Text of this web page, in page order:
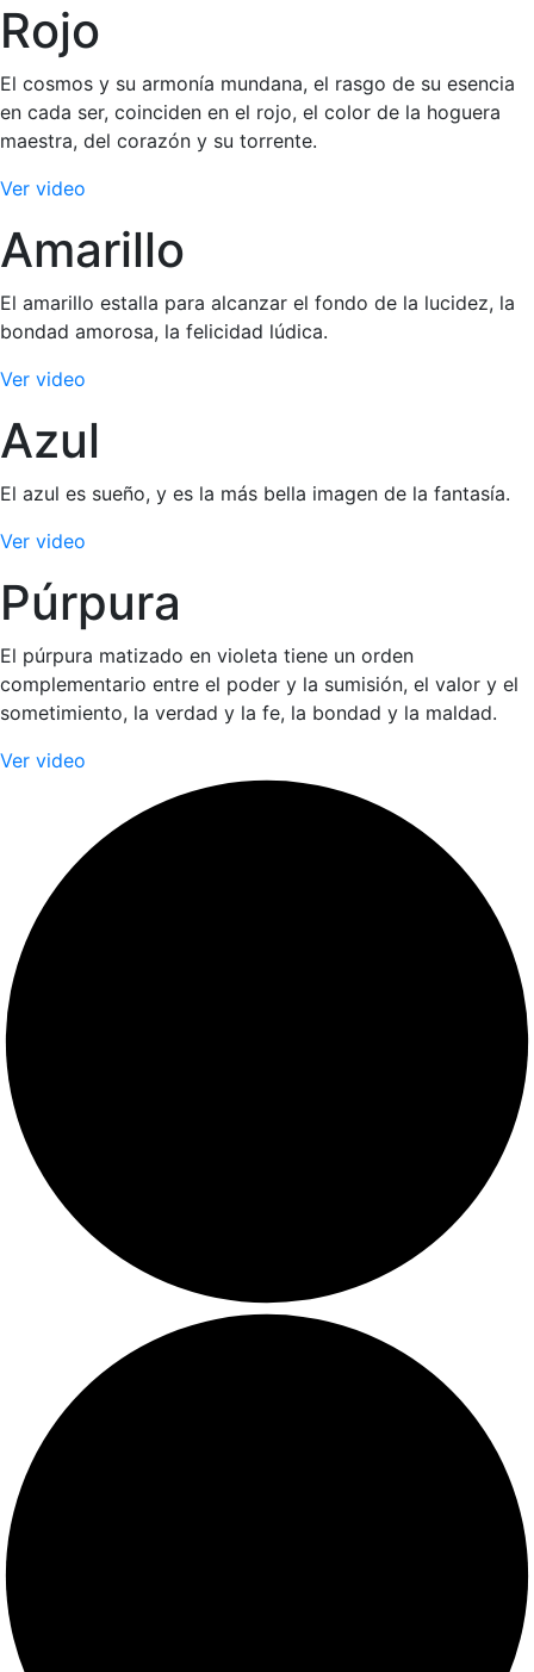
Rojo
El cosmos y su armonía mundana, el rasgo de su esencia
en cada ser, coinciden en el rojo, el color de la hoguera
maestra, del corazón y su torrente.
Ver video
Amarillo
El amarillo estalla para alcanzar el fondo de la lucidez, la
bondad amorosa, la felicidad lúdica.
Ver video
Azul
El azul es sueño, y es la más bella imagen de la fantasía.
Ver video
Púrpura
El púrpura matizado en violeta tiene un orden
complementario entre el poder y la sumisión, el valor y el
sometimiento, la verdad y la fe, la bondad y la maldad.
Ver video